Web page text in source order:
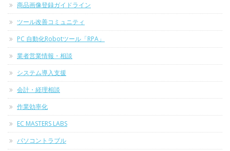
商品画像登録ガイドライン
ツール改善コミュニティ
PC 自動化Robotツール「RPA」
業者営業情報・相談
システム導入支援
会計・経理相談
作業効率化
EC MASTERS LABS
パソコントラブル